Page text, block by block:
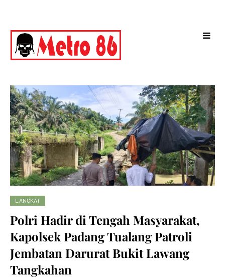
LANGKAT
Polri Hadir di Tengah Masyarakat,
Kapolsek Padang Tualang Patroli
Jembatan Darurat Bukit Lawang
Tangkahan